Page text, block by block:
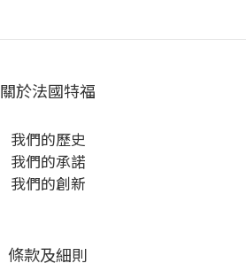
關於法國特福
我們的歷史
我們的承諾
我們的創新
條款及細則